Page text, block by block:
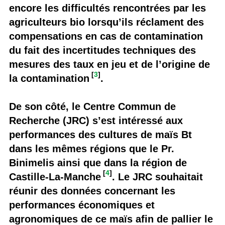
encore les difficultés rencontrées par les
agriculteurs bio lorsqu’ils réclament des
compensations en cas de contamination
du fait des incertitudes techniques des
mesures des taux en jeu et de l’origine de
la contamination [3].
De son côté, le Centre Commun de
Recherche (JRC) s’est intéressé aux
performances des cultures de maïs Bt
dans les mêmes régions que le Pr.
Binimelis ainsi que dans la région de
Castille-La-Manche [4]. Le JRC souhaitait
réunir des données concernant les
performances économiques et
agronomiques de ce maïs afin de pallier le